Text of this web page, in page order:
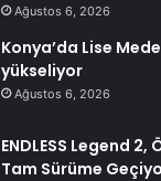
Ağustos 6, 2026
Konya’da Lise
yükseliyor
Ağustos 6, 2026
ENDLESS Legend
Tam Sürüme